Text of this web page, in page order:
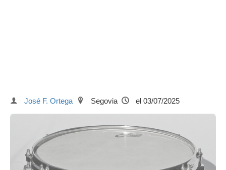
José F. Ortega Segovia el 03/07/2025